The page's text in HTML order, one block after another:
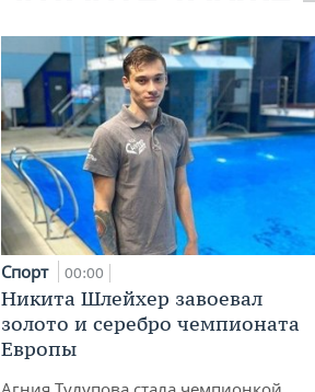
Спорт 00:00
Никита Шлейхер завоевал
золото и серебро чемпионата
Европы